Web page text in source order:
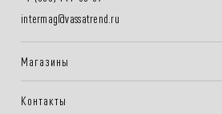
intermag@vassatrend.ru
Магазины
Контакты